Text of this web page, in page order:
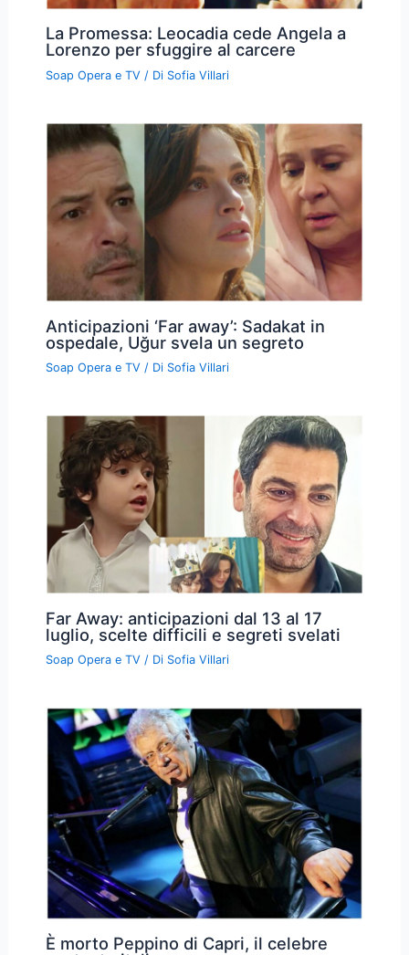
La Promessa: Leocadia cede Angela a
Lorenzo per sfuggire al carcere
Soap Opera e TV / Di Sofia Villari
Anticipazioni ‘Far away’: Sadakat in
ospedale, Uğur svela un segreto
Soap Opera e TV / Di Sofia Villari
Far Away: anticipazioni dal 13 al 17
luglio, scelte difficili e segreti svelati
Soap Opera e TV / Di Sofia Villari
È morto Peppino di Capri, il celebre